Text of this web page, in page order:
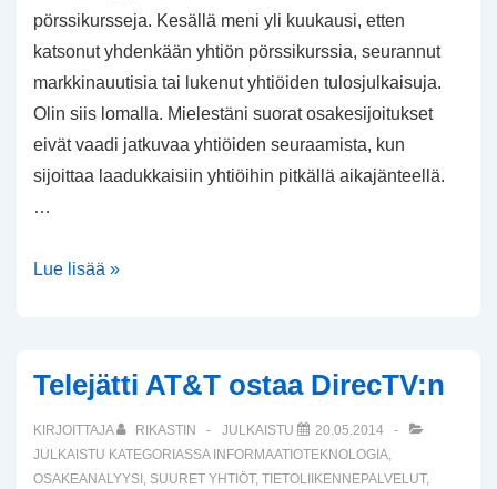
pörssikursseja. Kesällä meni yli kuukausi, etten
katsonut yhdenkään yhtiön pörssikurssia, seurannut
markkinauutisia tai lukenut yhtiöiden tulosjulkaisuja.
Olin siis lomalla. Mielestäni suorat osakesijoitukset
eivät vaadi jatkuvaa yhtiöiden seuraamista, kun
sijoittaa laadukkaisiin yhtiöihin pitkällä aikajänteellä.
…
Kesäkuulumisia
Lue lisää »
Telejätti AT&T ostaa DirecTV:n
KIRJOITTAJA RIKASTIN JULKAISTU
20.05.2014
JULKAISTU KATEGORIASSA INFORMAATIOTEKNOLOGIA,
OSAKEANALYYSI , SUURET YHTIÖT, TIETOLIIKENNEPALVELUT,